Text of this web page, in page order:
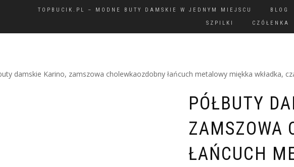
TOPBUCIK.PL – MODNE BUTY DAMSKIE W JEDNYM MIEJSCU
BLOG
SZPILKI
CZÓŁENKA
damskie Karino, zamszowa cholewkaozdobny łańcuch metalowy miękka wkładka,
PÓŁBUTY
ZAMSZOWA
ŁAŃCUCH